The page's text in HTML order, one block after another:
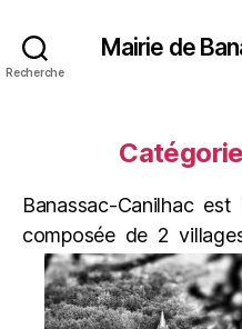
Recherche
Mairie de
Banassac-Canilhac
composée de 2